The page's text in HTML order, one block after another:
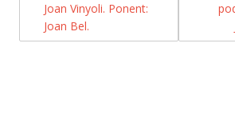
Joan Vinyoli. Ponent:
Joan Bel.